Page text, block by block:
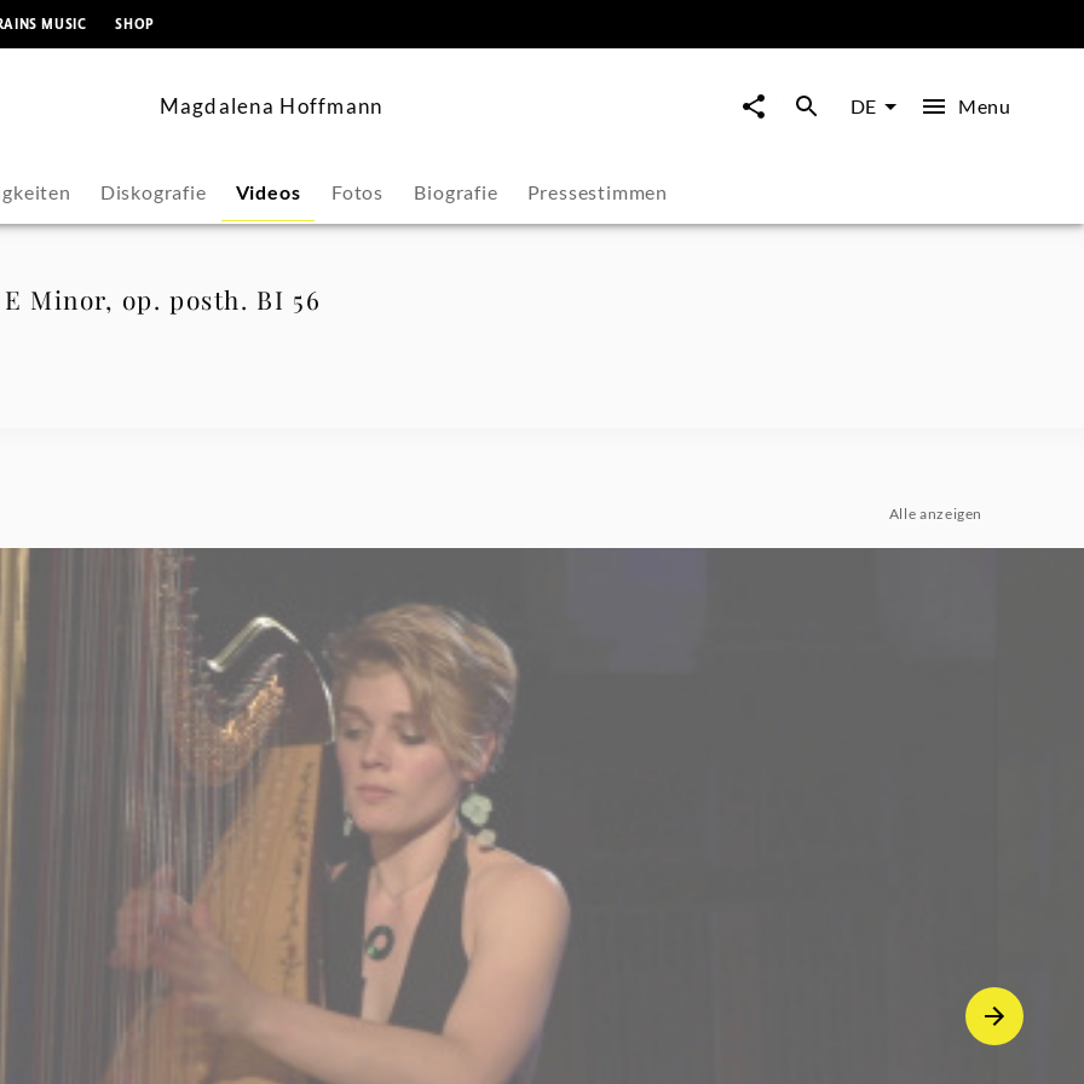
MUSIC SHOP
Magdalena Hoffmann DE Menu
Diskografie Videos Fotos Biografie Pressestimmen
Minor, op. posth. BI 56
Alle anzeigen